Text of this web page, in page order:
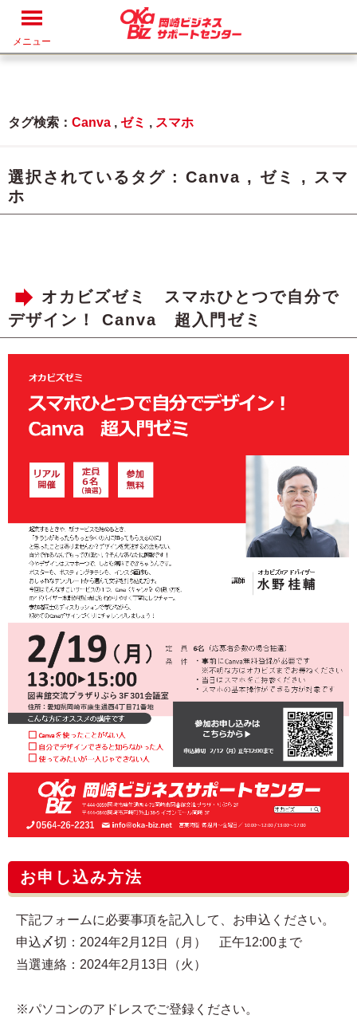
メニュー
タグ検索： Canva , ゼミ , スマホ
選択されているタグ : Canva , ゼミ , スマ
ホ
オカビズゼミ スマホひとつで自分で
デザイン！ Canva 超入門ゼミ
お申し込み方法
下記フォームに必要事項を記入して、お申込ください。
申込〆切：2024年2月12日（月） 正午12:00まで
当選連絡：2024年2月13日（火）
※パソコンのアドレスでご登録ください。